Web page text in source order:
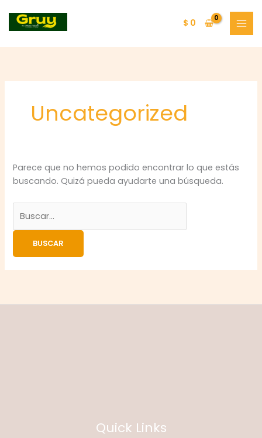
contenido
$ 0
Uncategorized
Parece que no hemos podido encontrar lo que estás
buscando. Quizá pueda ayudarte una búsqueda.
por:
Quick Links